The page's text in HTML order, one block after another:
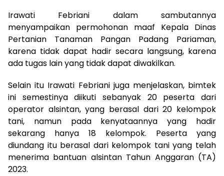
Irawati Febriani dalam sambutannya
menyampaikan permohonan maaf Kepala Dinas
Pertanian Tanaman Pangan Padang Pariaman,
karena tidak dapat hadir secara langsung, karena
ada tugas lain yang tidak dapat diwakilkan.
Selain itu Irawati Febriani juga menjelaskan, bimtek
ini semestinya diikuti sebanyak 20 peserta dari
operator alsintan, yang berasal dari 20 kelompok
tani, namun pada kenyataannya yang hadir
sekarang hanya 18 kelompok. Peserta yang
diundang itu berasal dari kelompok tani yang telah
menerima bantuan alsintan Tahun Anggaran (TA)
2023.